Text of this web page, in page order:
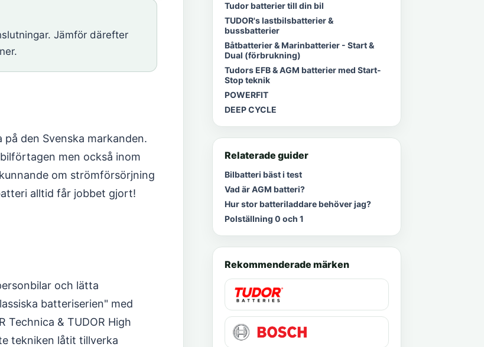
Jämför därefter
den Svenska markanden.
men också inom
om strömförsörjning
alltid får jobbet gjort!
och lätta
batteriserien" med
Technica & TUDOR High
tekniken låtit tillverka
Tudor batterier till din bil
TUDOR's lastbilsbatterier &
bussbatterier
Båtbatterier & Marinbatterier - Start &
Dual (förbrukning)
Tudors EFB & AGM batterier med Start-
Stop teknik
POWERFIT
DEEP CYCLE
Relaterade guider
Bilbatteri bäst i test
Vad är AGM batteri?
Hur stor batteriladdare behöver jag?
Polställning 0 och 1
Rekommenderade märken